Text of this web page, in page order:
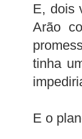
E, dois
Arão
tinha
E o